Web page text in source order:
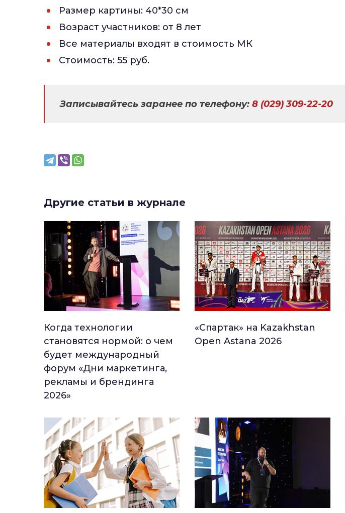
Размер картины: 40*30 см
Возраст участников: от 8 лет
Все материалы входят в стоимость МК
Стоимость: 55 руб.
Записывайтесь заранее по телефону: 8 (029) 309-22-20
Другие статьи в журнале
Когда технологии
становятся нормой: о чем
будет международный
форум «Дни маркетинга,
рекламы и брендинга
2026»
«Спартак» на Kazakhstan
Open Astana 2026